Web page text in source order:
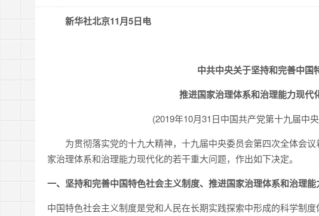
新华社北京11月5日电
中共中央关于坚持和完善中国
推进国家治理体系和治理能力现代
(2019年10月31日中国共产党第十九届中
为贯彻落实党的十九大精神，十九届中央委员会第四次全体会议
家治理体系和治理能力现代化的若干重大问题，作出如下决定。
一、坚持和完善中国特色社会主义制度、推进国家治理体系和治理
中国特色社会主义制度是党和人民在长期实践探索中形成的科学制